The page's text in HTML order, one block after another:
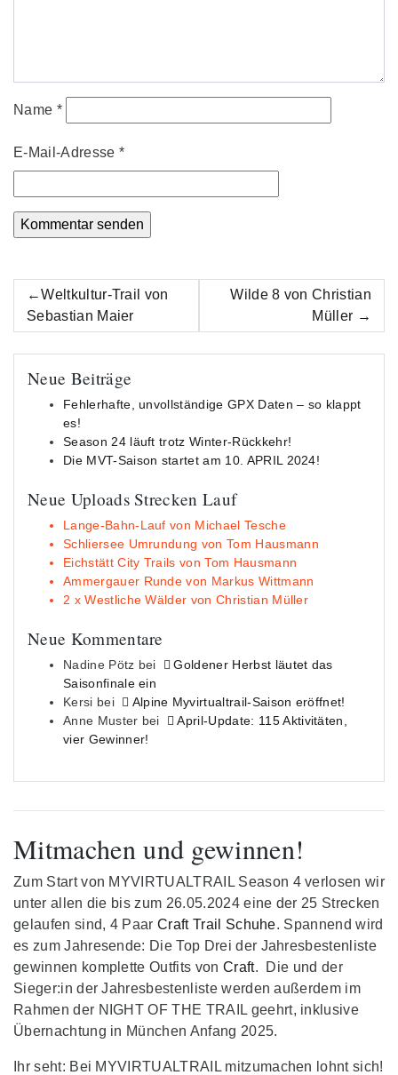
Name *
E-Mail-Adresse *
Beitrags-
Navigation
Weltkultur-Trail von
Sebastian Maier
Wilde 8 von Christian
Müller
Neue Beiträge
Fehlerhafte, unvollständige GPX Daten – so klappt
es!
Season 24 läuft trotz Winter-Rückkehr!
Die MVT-Saison startet am 10. APRIL 2024!
Neue Uploads Strecken Lauf
Lange-Bahn-Lauf von Michael Tesche
Schliersee Umrundung von Tom Hausmann
Eichstätt City Trails von Tom Hausmann
Ammergauer Runde von Markus Wittmann
2 x Westliche Wälder von Christian Müller
Neue Kommentare
Nadine Pötz bei
Goldener Herbst läutet das
Saisonfinale ein
Kersi bei
Alpine Myvirtualtrail-Saison eröffnet!
Anne Muster bei
April-Update: 115 Aktivitäten,
vier Gewinner!
Mitmachen und gewinnen!
Zum Start von MYVIRTUALTRAIL Season 4 verlosen wir
unter allen die bis zum 26.05.2024 eine der 25 Strecken
gelaufen sind, 4 PaarCraft Trail Schuhe. Spannend wird
es zum Jahresende: Die Top Drei der Jahresbestenliste
gewinnen komplette Outfits von Craft. Die und der
Sieger:in der Jahresbestenliste werden außerdem im
Rahmen der NIGHT OF THE TRAIL geehrt, inklusive
Übernachtung in München Anfang 2025.
Ihr seht: Bei MYVIRTUALTRAIL mitzumachen lohnt sich!